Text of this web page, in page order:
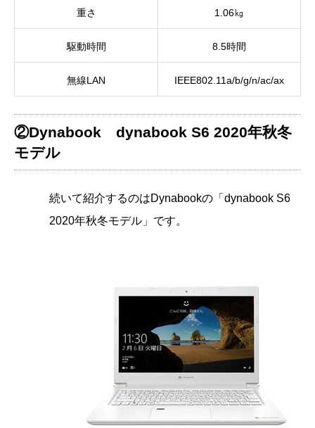
重さ 1.06㎏
駆動時間 8.5時間
無線LAN IEEE802.11a/b/g/n/ac/ax
②Dynabook dynabook S6 2020年秋冬
モデル
続いて紹介するのはDynabookの「dynabook S6
2020年秋冬モデル」です。